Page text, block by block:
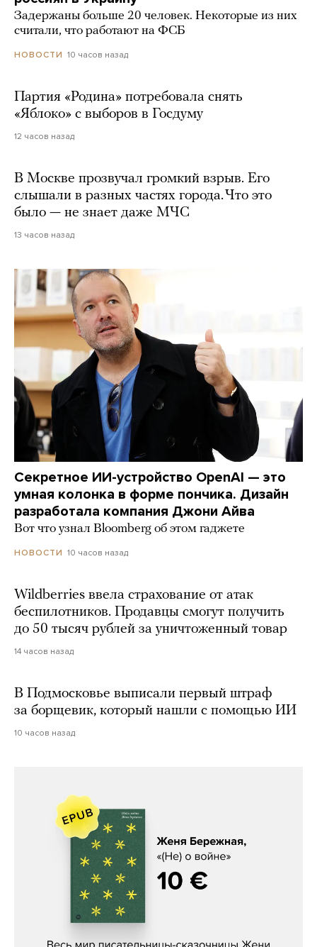
Задержаны больше 20 человек. Некоторые из них
считали, что работают на ФСБ
НОВОСТИ 10 часов назад
Партия «Родина» потребовала снять
«Яблоко» с выборов в Госдуму
12 часов назад
В Москве прозвучал громкий взрыв. Его
слышали в разных частях города. Что это
было — не знает даже МЧС
13 часов назад
Секретное ИИ-устройство OpenAI — это
умная колонка в форме пончика. Дизайн
разработала компания Джони Айва
Вот что узнал Bloomberg об этом гаджете
НОВОСТИ 10 часов назад
Wildberries ввела страхование от атак
беспилотников. Продавцы смогут получить
до 50 тысяч рублей за уничтоженный товар
14 часов назад
В Подмосковье выписали первый штраф
за борщевик, который нашли с помощью ИИ
10 часов назад
Женя Бережная, «(Не) о войне»